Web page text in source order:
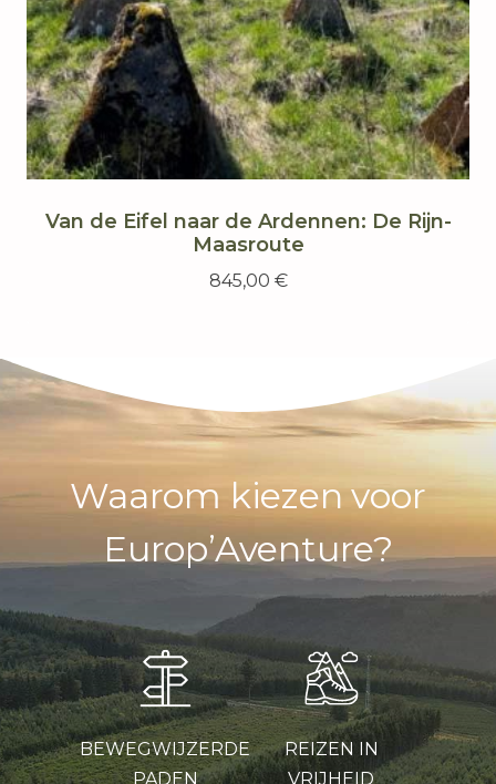
Van de Eifel naar de Ardennen: De Rijn-
Maasroute
845,00 €
Waarom kiezen voor
Europ’Aventure?
BEWEGWIJZERDE
PADEN
REIZEN IN
VRIJHEID